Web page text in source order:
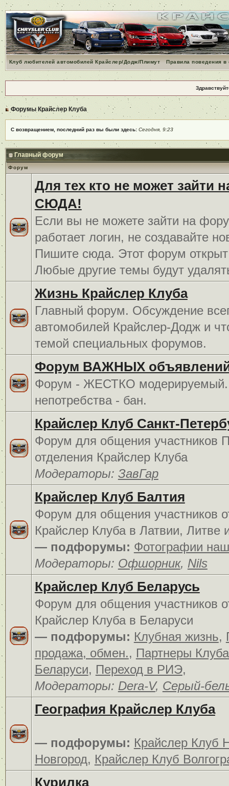
Клуб любителей автомобилей Крайслер/Додж/Плимут Правила поведения
Форумы Крайслер Клуба
С возвращением, последний раз вы были здесь: Сегодня, 9:23
Главный форум
Форум
Для тех кто не может зайти
СЮДА!
Если вы не можете зайти на
работает логин, не создавайте
Пишите сюда. Этот форум открыт
Любые другие темы будут
Жизнь Крайслер Клуба
Главный форум. Обсуждение
автомобилей Крайслер-Додж и
темой специальных форумов.
Форум ВАЖНЫХ
Форум - ЖЕСТКО
непотребства - бан.
Крайслер Клуб Санкт-
Форум для общения участников
отделения Крайслер Клуба
Модераторы: ЗавГар
Крайслер Клуб Балтия
Форум для общения участников
Крайслер Клуба в Латвии, Литве
— подфорумы: Фотографии
Модераторы: Офшорник, Nils
Крайслер Клуб Беларусь
Форум для общения участников
Крайслер Клуба в Беларуси
— подфорумы: Клубная жизнь,
продажа, обмен., Партнеры
Беларуси, Переход в РИЭ,
Модераторы: Dera-V, Серый-
География Крайслер Клуба
— подфорумы: Крайслер Клуб
Новгород, Крайслер Клуб
Курилка